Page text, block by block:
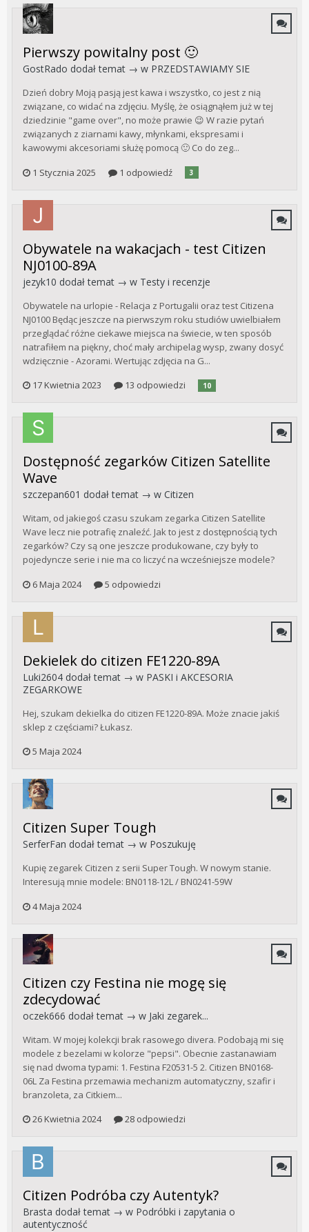
Pierwszy powitalny post 🙂
GostRado dodał temat → w PRZEDSTAWIAMY SIE
Dzień dobry Moją pasją jest kawa i wszystko, co jest z nią
związane, co widać na zdjęciu. Myślę, że osiągnąłem już w tej
dziedzinie "game over", no może prawie 😉 W razie pytań
związanych z ziarnami kawy, młynkami, ekspresami i
kawowymi akcesoriami służę pomocą 🙂 Co do zeg...
1 Stycznia 2025
1 odpowiedź 3
Obywatele na wakacjach - test Citizen
NJ0100-89A
jezyk10 dodał temat → w Testy i recenzje
Obywatele na urlopie - Relacja z Portugalii oraz test Citizena
NJ0100 Będąc jeszcze na pierwszym roku studiów uwielbiałem
przeglądać różne ciekawe miejsca na świecie, w ten sposób
natrafiłem na piękny, choć mały archipelag wysp, zwany dosyć
wdzięcznie - Azorami. Wertując zdjęcia na G...
17 Kwietnia 2023
13 odpowiedzi 10
Dostępność zegarków Citizen Satellite
Wave
szczepan601 dodał temat → w Citizen
Witam, od jakiegoś czasu szukam zegarka Citizen Satellite
Wave lecz nie potrafię znaleźć. Jak to jest z dostępnością tych
zegarków? Czy są one jeszcze produkowane, czy były to
pojedyncze serie i nie ma co liczyć na wcześniejsze modele?
6 Maja 2024
5 odpowiedzi
Dekielek do citizen FE1220-89A
Luki2604 dodał temat → w PASKI i AKCESORIA
ZEGARKOWE
Hej, szukam dekielka do citizen FE1220-89A. Może znacie jakiś
sklep z częściami? Łukasz.
5 Maja 2024
Citizen Super Tough
SerferFan dodał temat → w Poszukuję
Kupię zegarek Citizen z serii Super Tough. W nowym stanie.
Interesują mnie modele: BN0118-12L / BN0241-59W
4 Maja 2024
Citizen czy Festina nie mogę się
zdecydować
oczek666 dodał temat → w Jaki zegarek...
Witam. W mojej kolekcji brak rasowego divera. Podobają mi się
modele z bezelami w kolorze "pepsi". Obecnie zastanawiam
się nad dwoma typami: 1. Festina F20531-5 2. Citizen BN0168-
06L Za Festina przemawia mechanizm automatyczny, szafir i
branzoleta, za Citkiem...
26 Kwietnia 2024
28 odpowiedzi
Citizen Podróba czy Autentyk?
Brasta dodał temat → w Podróbki i zapytania o
autentyczność